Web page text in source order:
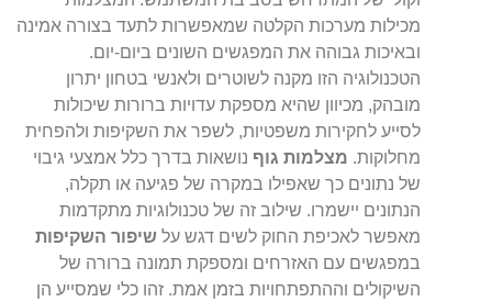
מכילות מערכות הקלטה שמאפשרות לתעד בצורה אמינה
ובאיכות גבוהה את המפגשים השונים ביום-יום.
הטכנולוגיה הזו מקנה לשוטרים ולאנשי בטחון יתרון
מובהק, מכיוון שהיא מספקת עדויות ברורות שיכולות
לסייע לחקירות משפטיות, לשפר את השקיפות ולהפחית
מחלוקות. מצלמות גוף נושאות בדרך כלל אמצעי גיבוי
של נתונים כך שאפילו במקרה של פגיעה או תקלה,
הנתונים יישמרו. שילוב זה של טכנולוגיות מתקדמות
מאפשר לאכיפת החוק לשים דגש על שיפור השקיפות
במפגשים עם האזרחים ומספקת תמונה ברורה של
השיקולים וההתפתחויות בזמן אמת. זהו כלי שמסייע הן